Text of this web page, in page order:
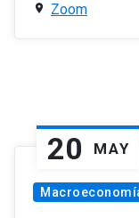
Zoom
20 MAY